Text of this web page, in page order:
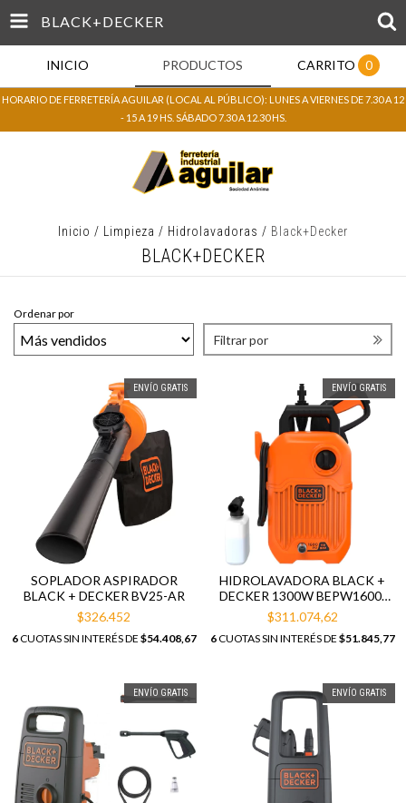
BLACK+DECKER
INICIO PRODUCTOS CARRITO 0
HORARIO DE FERRETERÍA AGUILAR (LOCAL AL PÚBLICO): LUNES A VIERNES DE 7.30 A 12
- 15 A 19 HS. SÁBADO 7.30 A 12.30 HS.
Inicio / Limpieza / Hidrolavadoras / Black+Decker
BLACK+DECKER
Ordenar por
Filtrar por
ENVÍO GRATIS
SOPLADOR ASPIRADOR
BLACK + DECKER BV25-AR
$326.452
6CUOTAS SIN INTERÉS DE $54.408,67
ENVÍO GRATIS
HIDROLAVADORA BLACK +
DECKER 1300W BEPW1600-
AR
$311.074,62
6CUOTAS SIN INTERÉS DE $51.845,77
ENVÍO GRATIS ENVÍO GRATIS